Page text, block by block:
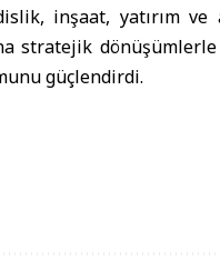
inşaat, yatırım
stratejik
güçlendirdi.